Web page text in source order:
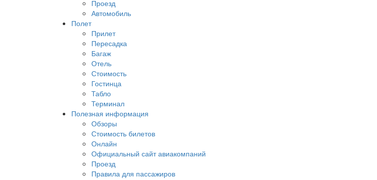
Проезд
Автомобиль
Полет
Прилет
Пересадка
Багаж
Отель
Стоимость
Гостинца
Табло
Терминал
Полезная информация
Обзоры
Стоимость билетов
Онлайн
Официальный сайт авиакомпаний
Проезд
Правила для пассажиров